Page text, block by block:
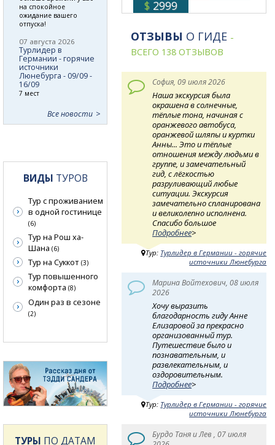
$ 2999
ОТЗЫВЫ О ГИДЕ -
ВСЕГО 138 ОТЗЫВОВ
София, 09 июля 2026
Наша экскурсия была
окрашена в солнечные,
тёплые тона, начиная с
оранжевого автобуса,
оранжевой шляпы и куртки
Анны... Это и тёплые
отношения между людьми в
группе, и замечательный
гид, с лёгкостью
разруливающий любые
ситуации. Экскурсия
замечательно спланирована
и великолепно исполнена.
Спасибо большое
Подробнее>
Тур: Турлидер в Германии - горячие
источники Люнебурга
Марина Войтехович, 08 июля
2026
Хочу выразить
благодарность гиду Анне
Елизаровой за прекрасно
организованный тур.
Путешествие было и
познавательным, и
развлекательным, и
оздоровительным.
Подробнее>
Тур: Турлидер в Германии - горячие
источники Люнебурга
Бурдо Таня и Лев , 07 июля
на спокойное
ожидание вашего
отпуска!
07 августа 2026
Турлидер в
Германии - горячие
источники
Люнебурга - 09/09 -
16/09
7 мест
Все новости
ВИДЫ ТУРОВ
Тур с проживанием
в одной гостинице
(6)
Тур на Рош ха-
Шана (6)
Тур на Суккот (3)
Тур повышенного
комфорта (8)
Один раз в сезоне
(2)
ТУРЫ ПО ДАТАМ